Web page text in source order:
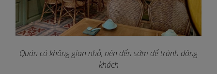
Quán có không gian nhỏ, nên đến sớm để tránh đông
khách